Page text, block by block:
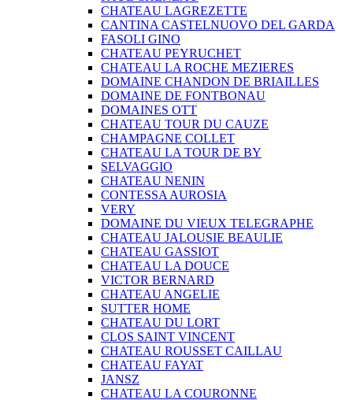
CHATEAU LAGREZETTE
CANTINA CASTELNUOVO DEL GARDA
FASOLI GINO
CHATEAU PEYRUCHET
CHATEAU LA ROCHE MEZIERES
DOMAINE CHANDON DE BRIAILLES
DOMAINE DE FONTBONAU
DOMAINES OTT
CHATEAU TOUR DU CAUZE
CHAMPAGNE COLLET
CHATEAU LA TOUR DE BY
SELVAGGIO
CHATEAU NENIN
CONTESSA AUROSIA
VERY
DOMAINE DU VIEUX TELEGRAPHE
CHATEAU JALOUSIE BEAULIE
CHATEAU GASSIOT
CHATEAU LA DOUCE
VICTOR BERNARD
CHATEAU ANGELIE
SUTTER HOME
CHATEAU DU LORT
CLOS SAINT VINCENT
CHATEAU ROUSSET CAILLAU
CHATEAU FAYAT
JANSZ
CHATEAU LA COURONNE